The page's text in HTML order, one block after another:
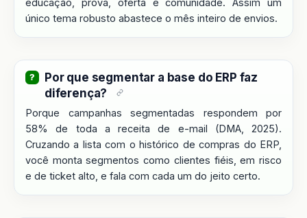
educação, prova, oferta e comunidade. Assim um
único tema robusto abastece o mês inteiro de envios.
Por que segmentar a base do ERP faz
diferença?
Porque campanhas segmentadas respondem por
58% de toda a receita de e-mail (DMA, 2025).
Cruzando a lista com o histórico de compras do ERP,
você monta segmentos como clientes fiéis, em risco
e de ticket alto, e fala com cada um do jeito certo.